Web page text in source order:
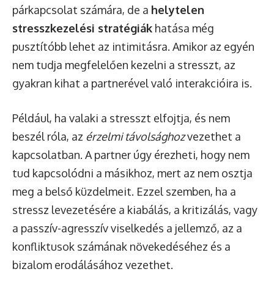
párkapcsolat számára, de a helytelen
stresszkezelési stratégiák hatása még
pusztítóbb lehet az intimitásra. Amikor az egyén
nem tudja megfelelően kezelni a stresszt, az
gyakran kihat a partnerével való interakcióira is.
Például, ha valaki a stresszt elfojtja, és nem
beszél róla, az érzelmi távolsághozvezethet a
kapcsolatban. A partner úgy érezheti, hogy nem
tud kapcsolódni a másikhoz, mert az nem osztja
meg a belső küzdelmeit. Ezzel szemben, ha a
stressz levezetésére a kiabálás, a kritizálás, vagy
a passzív-agresszív viselkedés a jellemző, az a
konfliktusok számának növekedéséhez és a
bizalom erodálásához vezethet.